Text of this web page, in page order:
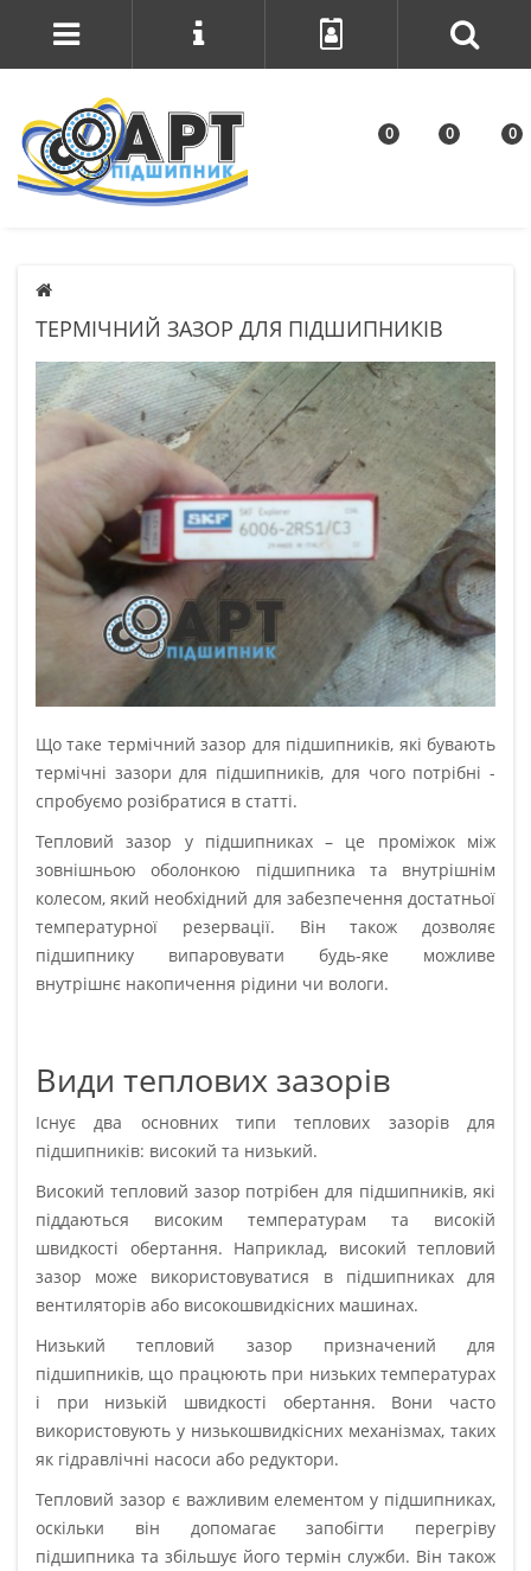
0 0 0
ТЕРМІЧНИЙ ЗАЗОР ДЛЯ ПІДШИПНИКІВ
Що таке термічний зазор для підшипників, які бувають
термічні зазори для підшипників, для чого потрібні -
спробуємо розібратися в статті.
Тепловий зазор у підшипниках – це проміжок між
зовнішньою оболонкою підшипника та внутрішнім
колесом, який необхідний для забезпечення достатньої
температурної резервації. Він також дозволяє
підшипнику випаровувати будь-яке можливе
внутрішнє накопичення рідини чи вологи.
Види теплових зазорів
Існує два основних типи теплових зазорів для
підшипників: високий та низький.
Високий тепловий зазор потрібен для підшипників, які
піддаються високим температурам та високій
швидкості обертання. Наприклад, високий тепловий
зазор може використовуватися в підшипниках для
вентиляторів або високошвидкісних машинах.
Низький тепловий зазор призначений для
підшипників, що працюють при низьких температурах
і при низькій швидкості обертання. Вони часто
використовують у низькошвидкісних механізмах, таких
як гідравлічні насоси або редуктори.
Тепловий зазор є важливим елементом у підшипниках,
оскільки він допомагає запобігти перегріву
підшипника та збільшує його термін служби. Він також